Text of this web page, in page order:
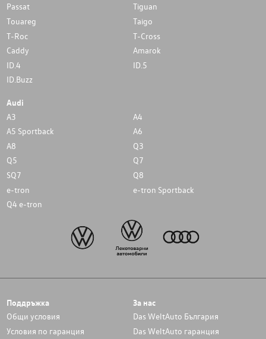
Passat
Tiguan
Touareg
Taigo
T-Roc
T-Cross
Caddy
Amarok
ID.4
ID.5
ID.Buzz
Audi
A3
A4
A5 Sportback
A6
A8
Q3
Q5
Q7
SQ7
Q8
e-tron
e-tron Sportback
Q4 e-tron
Поддръжка
Общи условия
Условия по гаранция
За нас
Das WeltAuto България
Das WeltAuto гаранция